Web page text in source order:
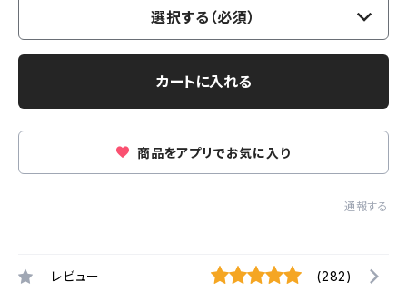
選択する（必須）
カートに入れる
商品をアプリでお気に入り
通報する
レビュー (282)